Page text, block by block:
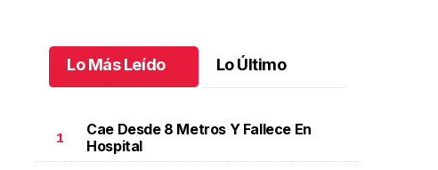
Lo Más Leído Lo Último
1
Cae Desde 8 Metros Y Fallece En
Hospital